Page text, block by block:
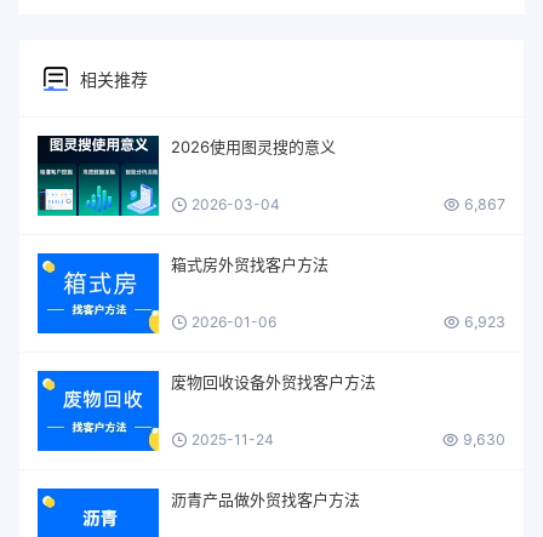
相关推荐
2026使用图灵搜的意义
2026-03-04 6,867
箱式房外贸找客户方法
2026-01-06 6,923
废物回收设备外贸找客户方法
2025-11-24 9,630
沥青产品做外贸找客户方法